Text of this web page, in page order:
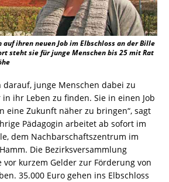
ihren neuen Job im Elbschloss an der Bille
steht sie für junge Menschen bis 25 mit Rat
darauf, junge Menschen dabei zu
ihr Leben zu finden. Sie in einen Job
eine Zukunft näher zu bringen“, sagt
Pädagogin arbeitet ab sofort im
dem Nachbarschaftszentrum im
Die Bezirksversammlung
kurzem Gelder zur Förderung von
35.000 Euro gehen ins Elbschloss